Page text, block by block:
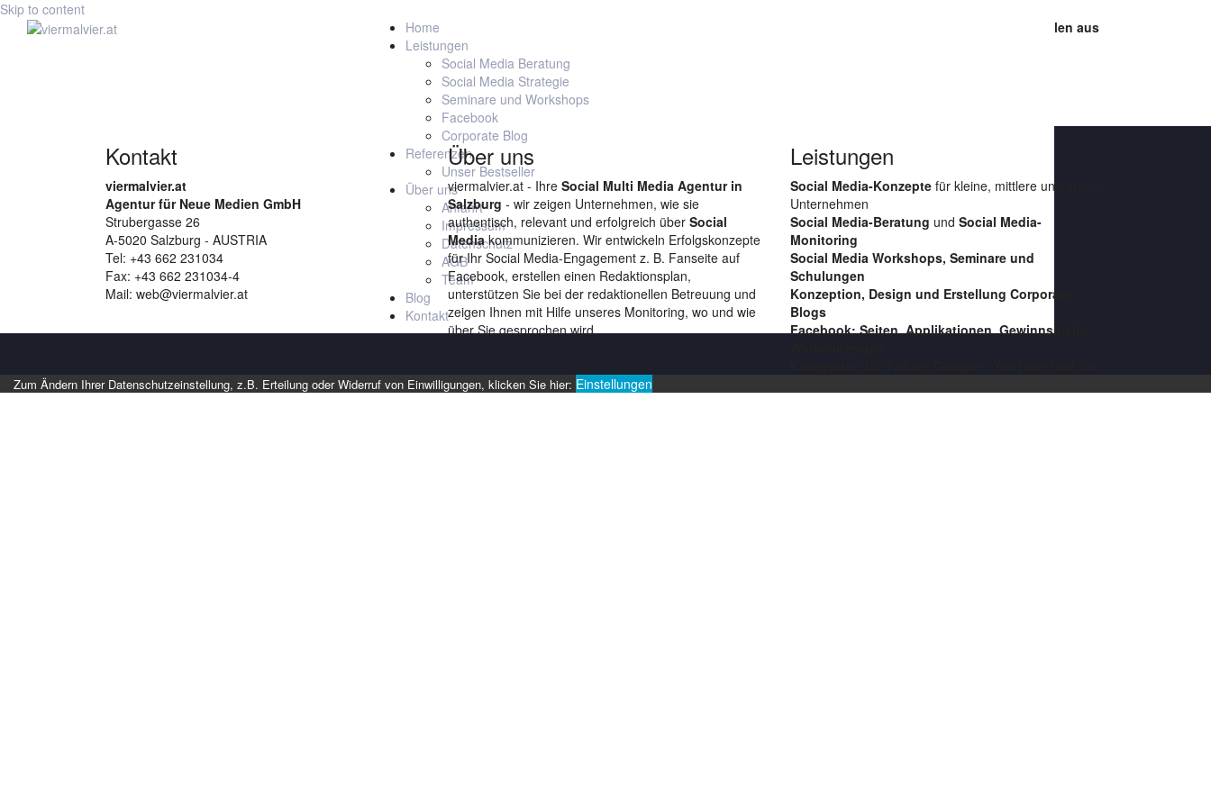
Skip to content
Home
Leistungen
Social Media Beratung
Social Media Strategie
Seminare und Workshops
Facebook
Corporate Blog
Referenzen
Unser Bestseller
Über uns
Anfahrt
Impressum
Datenschutz
AGB
Team
Blog
Kontakt
Lernen Sie jetzt, wie Sie Social Media für Ihr Unternehmen erfolgreich nutzen. Inklusive Rechtstipps und Marketing-Takeaways sowie zahlreichen Fallbeispielen aus
Kontakt
viermalvier.at
Agentur für Neue Medien GmbH
Strubergasse 26
A-5020 Salzburg - AUSTRIA
Tel: +43 662 231034
Fax: +43 662 231034-4
Mail: web@viermalvier.at
Über uns
viermalvier.at - Ihre Social Multi Media Agentur in
Salzburg - wir zeigen Unternehmen, wie sie
authentisch, relevant und erfolgreich über Social
Mediakommunizieren. Wir entwickeln Erfolgskonzepte
für Ihr Social Media-Engagement z. B. Fanseite auf
Facebook, erstellen einen Redaktionsplan,
unterstützen Sie bei der redaktionellen Betreuung und
zeigen Ihnen mit Hilfe unseres Monitoring, wo und wie
über Sie gesprochen wird.
Leistungen
Social Media-Konzepte für kleine, mittlere und große
Unternehmen
Social Media-Beratung und Social Media-
Monitoring
Social Media Workshops, Seminare und
Schulungen
Konzeption, Design und Erstellung Corporate
Blogs
Facebook: Seiten, Applikationen, Gewinnspiele,
Zum Ändern Ihrer Datenschutzeinstellung, z.B. Erteilung oder Widerruf von Einwilligungen, klicken Sie hier: Einstellungen